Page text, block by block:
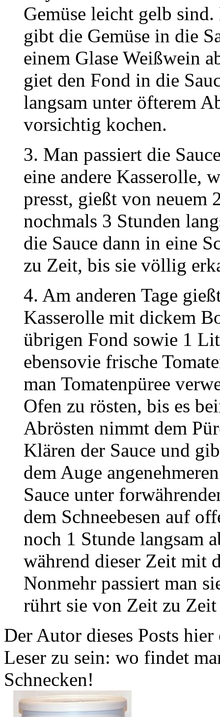
Gemüse leicht gelb
gibt die Gemüse in die
einem Glase Weißwein
giet den Fond in die
langsam unter öfterem
vorsichtig kochen.
3. Man passiert die
eine andere Kasserolle,
presst, gießt von neuem
nochmals 3 Stunden
die Sauce dann in eine
zu Zeit, bis sie völlig
4. Am anderen Tage
Kasserolle mit dickem
übrigen Fond sowie 1
ebensovie frische
man Tomatenpüree
Ofen zu rösten, bis es
Abrösten nimmt dem
Klären der Sauce und
dem Auge
Sauce unter
dem Schneebesen auf
noch 1 Stunde langsam
während dieser Zeit mit
Nonmehr passiert man
rührt sie von Zeit zu
Der Autor dieses Posts
Leser zu sein: wo findet
Schnecken!